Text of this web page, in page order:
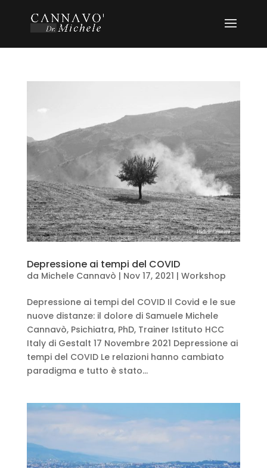
Depressione ai tempi del COVID
da Michele Cannavò | Nov 17, 2021 | Workshop
Depressione ai tempi del COVID Il Covid e le sue
nuove distanze: il dolore di Samuele Michele
Cannavò, Psichiatra, PhD, Trainer Istituto HCC
Italy di Gestalt 17 Novembre 2021 Depressione ai
tempi del COVID Le relazioni hanno cambiato
paradigma e tutto è stato...